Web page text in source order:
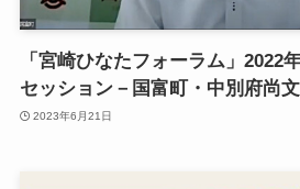
「宮崎ひなたフォーラム」2022
セッション－国富町・中別府尚
2023年6月21日